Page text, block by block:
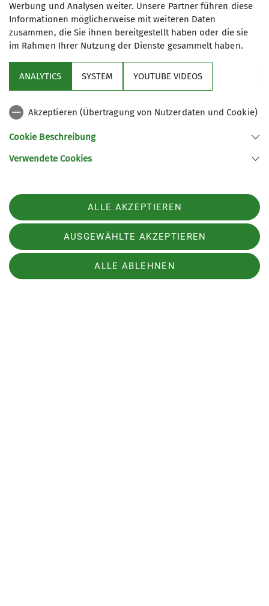
Zombieball und Völkerball entspricht. Zwei Teams,
man wirft sich gegenseitig ab, wer getroffen ist
muss sich dort hinsetzen, darf aber noch weiter
abwerfen. Wenn man jemanden aus dem Sitzen
abgeworfen hatte, darf man wieder aufstehen
das Spiel nicht wirklich, braucht es aber auch
Rumlaufen und Abwerfen.
Die Kletterschuhe lagen in dieser BiG
Übernachtung fast nur am Rande. Nach einer
erholsamen Nacht im Schlafsack auf den weichen
Bouldermatten, brachte Jürgen zu aller Freude
frische Brötchen und Gebäck. Es bleibt aber nicht
nur eine weitere BiG Übernachtung voller Spaß in
unseren Erinnerungen, sondern es bleibt auch die
Werbung und Analysen weiter. Unsere Partner führen diese
Informationen möglicherweise mit weiteren Daten
zusammen, die Sie ihnen bereitgestellt haben oder die sie
im Rahmen Ihrer Nutzung der Dienste gesammelt haben.
ANALYTICS SYSTEM YOUTUBE VIDEOS
Akzeptieren (Übertragung von Nutzerdaten und Cookie)
Cookie Beschreibung
Verwendete Cookies
ALLE AKZEPTIEREN
AUSGEWÄHLTE AKZEPTIEREN
ALLE ABLEHNEN